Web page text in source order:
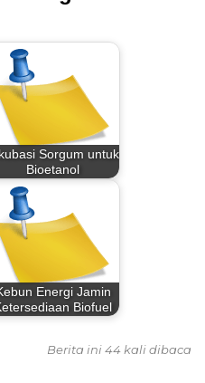
Sorgum untuk
Bioetanol
Energi Jamin
Biofuel
Berita ini 44 kali dibaca